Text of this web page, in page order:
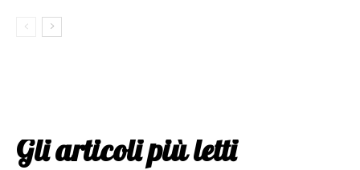
Gli articoli più letti